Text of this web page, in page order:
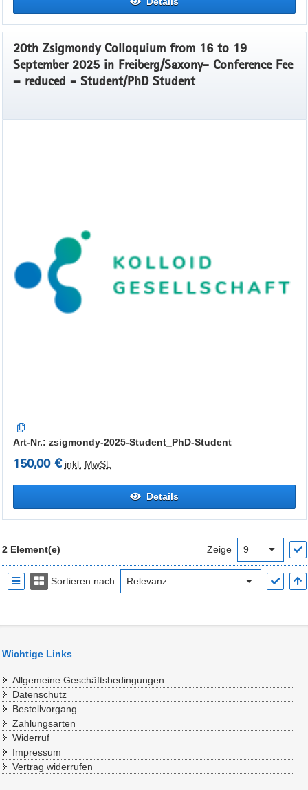
20th Zsigmondy Colloquium from 16 to 19
September 2025 in Freiberg/Saxony- Conference Fee
– reduced - Student/PhD Student
Art-Nr.: zsigmondy-2025-Student_PhD-Student
150,00 € inkl. MwSt.
Details
2 Element(e) Zeige
Sortieren nach
Wichtige Links
Allgemeine Geschäftsbedingungen
Datenschutz
Bestellvorgang
Zahlungsarten
Widerruf
Impressum
Vertrag widerrufen